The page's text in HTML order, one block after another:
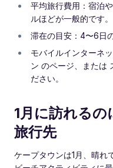
平均旅行費用：宿泊
ルほどが一般的です。
滞在の目安：4〜6日
モバイルインターネ
ン のページ、または
ださい。
1月に訪れる
旅行先
ケープタウンは1月、晴れ